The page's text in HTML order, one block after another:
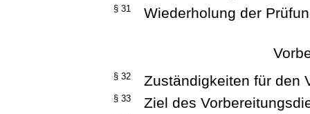
§ 31 Wiederholung der
§ 32 Zuständigkeiten für den
§ 33 Ziel des